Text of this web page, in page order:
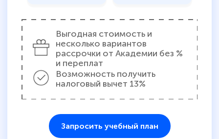
Выгодная стоимость и
несколько вариантов
рассрочки от Академии без %
и переплат
Возможность получить
налоговый вычет 13%
Запросить учебный план